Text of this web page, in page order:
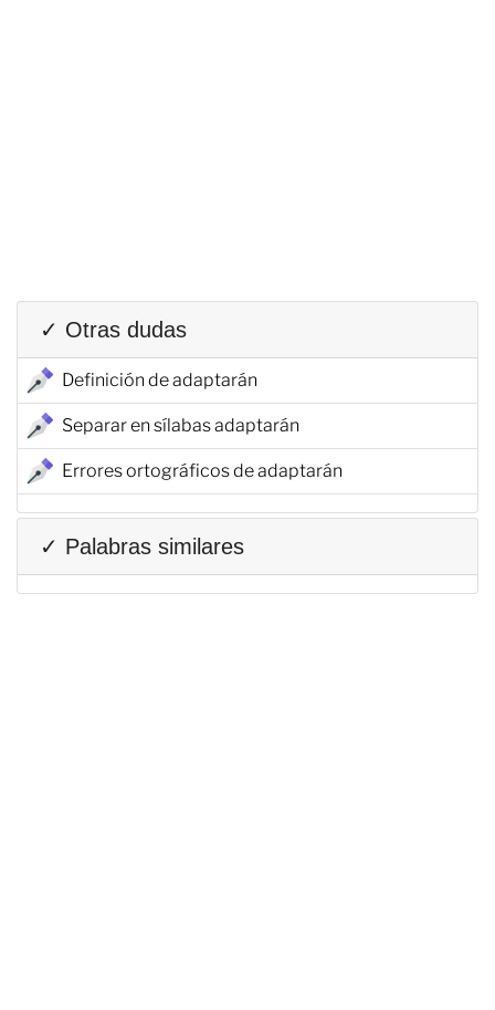
✓ Otras dudas
Definición de adaptarán
Separar en sílabas adaptarán
Errores ortográficos de adaptarán
✓ Palabras similares